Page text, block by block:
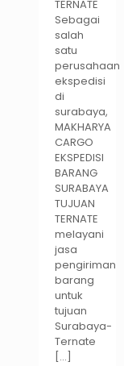
TERNATE
Sebagai
salah
satu
perusahaan
ekspedisi
di
surabaya,
MAKHARYA
CARGO
EKSPEDISI
BARANG
SURABAYA
TUJUAN
TERNATE
melayani
jasa
pengiriman
barang
untuk
tujuan
Surabaya-
Ternate
[…]